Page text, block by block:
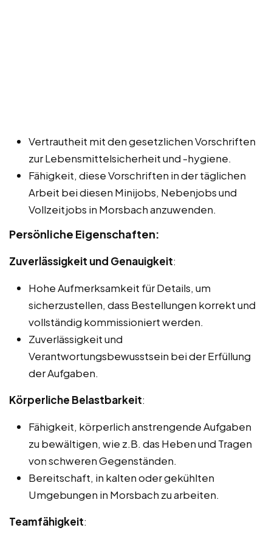
Vertrautheit mit den gesetzlichen Vorschriften
zur Lebensmittelsicherheit und -hygiene.
Fähigkeit, diese Vorschriften in der täglichen
Arbeit bei diesen Minijobs, Nebenjobs und
Vollzeitjobs in Morsbach anzuwenden.
Persönliche Eigenschaften:
Zuverlässigkeit und Genauigkeit:
Hohe Aufmerksamkeit für Details, um
sicherzustellen, dass Bestellungen korrekt und
vollständig kommissioniert werden.
Zuverlässigkeit und
Verantwortungsbewusstsein bei der Erfüllung
der Aufgaben.
Körperliche Belastbarkeit:
Fähigkeit, körperlich anstrengende Aufgaben
zu bewältigen, wie z.B. das Heben und Tragen
von schweren Gegenständen.
Bereitschaft, in kalten oder gekühlten
Umgebungen in Morsbach zu arbeiten.
Teamfähigkeit: